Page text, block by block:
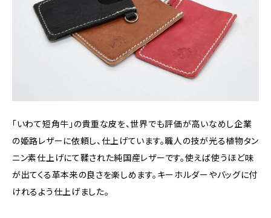
「いわて短角牛」の貴重な皮を、世界でも評価が高いなめし企業
の姫路レザーに依頼し、仕上げています。職人の技が光る植物タン
ニン素仕上げにて鞣された純国産レザーです。使えば使うほど味
が出てくる革本来の良さを楽しめます。キーホルダーやバッグに付
けれるよう仕上げました。